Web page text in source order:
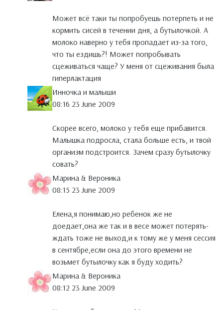
Может всё таки ты попробуешь потерпеть и не
кормить сисей в течении дня, а бутылочкой. А
молоко наверно у тебя пропадает из-за того,
что ты ездишь?! Может попробывать
сцеживаться чаще? У меня от сцеживания была
гиперлактация
Инночка и малыши
08:16 23 June 2009
Скорее всего, молоко у тебя еще прибавится.
Малышка подросла, стала больше есть, и твой
организм подстроится. Зачем сразу бутылочку
совать?
Марина & Вероника
08:15 23 June 2009
Елена,я понимаю,но ребенок же не
доедает,она же так и в весе может потерять-
ждать тоже не выход,и к тому же у меня сессия
в сентябре,если она до этого времени не
возьмет бутылочку как я буду ходить?
Марина & Вероника
08:12 23 June 2009